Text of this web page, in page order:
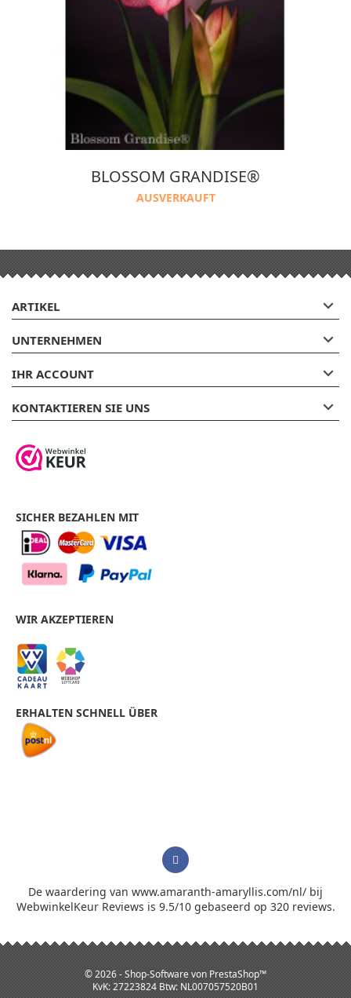
BLOSSOM GRANDISE®
AUSVERKAUFT
ARTIKEL 
UNTERNEHMEN 
IHR ACCOUNT 
KONTAKTIEREN SIE UNS 
SICHER BEZAHLEN MIT
WIR AKZEPTIEREN
ERHALTEN SCHNELL ÜBER
De waardering van www.amaranth-amaryllis.com/nl/ bij
WebwinkelKeur Reviews is 9.5/10 gebaseerd op 320 reviews.
© 2026 - Shop-Software von PrestaShop™
KvK: 27223824 Btw: NL007057520B01